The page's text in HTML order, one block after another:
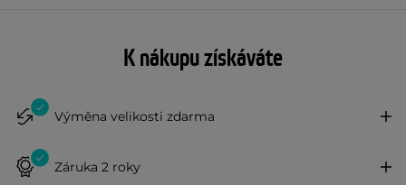
K nákupu získáváte
Výměna velikosti zdarma
Záruka 2 roky